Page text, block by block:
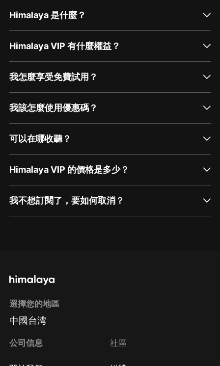
Himalaya 是什麼？
Himalaya VIP 有什麼權益？
我怎麼享受免費試用？
我該怎麼使用優惠碼？
可以在哪收聽？
Himalaya VIP 的價格是多少？
我不想訂閱了，要如何取消？
方法 Google Play取消訂閱方法
選擇您的地區
中國台湾
公司信息 社區